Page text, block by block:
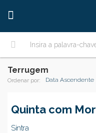
Terrugem
Ordenar por: Data Ascendente
Sintra